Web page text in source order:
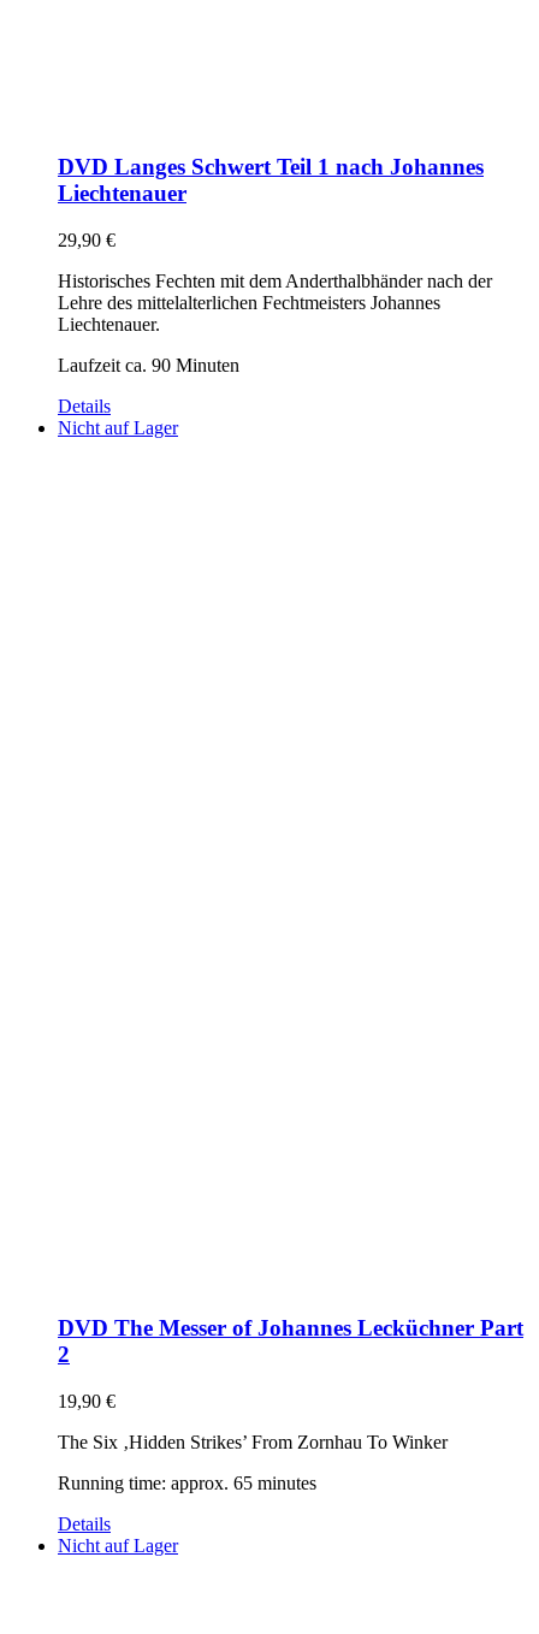
DVD Langes Schwert Teil 1 nach Johannes
Liechtenauer
29,90 €
Historisches Fechten mit dem Anderthalbhänder nach der
Lehre des mittelalterlichen Fechtmeisters Johannes
Liechtenauer.
Laufzeit ca. 90 Minuten
Details
Nicht auf Lager
DVD The Messer of Johannes Lecküchner Part
2
19,90 €
The Six ‚Hidden Strikes’ From Zornhau To Winker
Running time: approx. 65 minutes
Details
Nicht auf Lager